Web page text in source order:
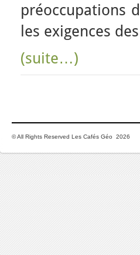
préoccupations
les exigences
(suite…)
© All Rights Reserved Les Cafés Géo 2026